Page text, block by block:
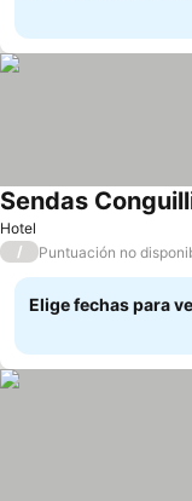
Hotel
Sendas
/ Puntuación no
Elige fechas para